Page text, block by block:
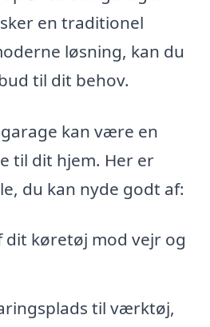
en traditionel
løsning, kan du
til dit behov.
kan være en
til dit hjem. Her er
du kan nyde godt af:
dit køretøj mod vejr og
til værktøj,